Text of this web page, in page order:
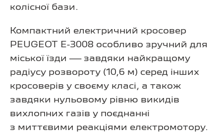
колісної бази.
Компактний електричний кросовер
PEUGEOT E-3008 особливо зручний для
міської їзди — завдяки найкращому
радіусу розвороту (10,6 м) серед інших
кросоверів у своєму класі, а також
завдяки нульовому рівню викидів
вихлопних газів у поєднанні
з миттєвими реакціями електромотору.